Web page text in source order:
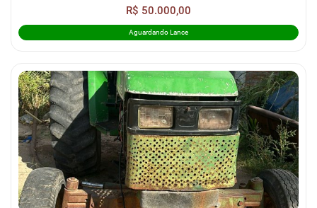
R$ 50.000,00
Aguardando Lance